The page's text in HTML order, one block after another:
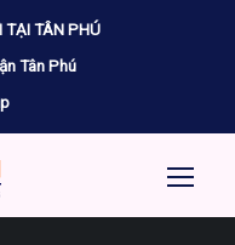
TẠI TÂN PHÚ
Tân Phú